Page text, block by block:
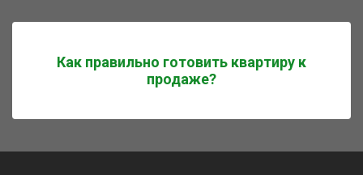
Как правильно готовить квартиру к
продаже?